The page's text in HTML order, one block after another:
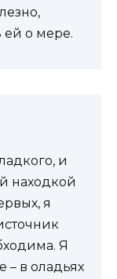
ей о мере.
и
находкой
я
Я
– в оладьях